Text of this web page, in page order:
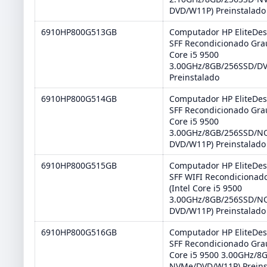
DVD/W11P) Preinstalado
6910HP800G513GB
Computador HP
SFF Recondicionado
Core i5 9500
3.00GHz/8GB/256SSD/
Preinstalado
6910HP800G514GB
Computador HP
SFF Recondicionado
Core i5 9500
3.00GHz/8GB/256SSD/
DVD/W11P) Preinstalado
6910HP800G515GB
Computador HP
SFF WIFI
(Intel Core i5 9500
3.00GHz/8GB/256SSD/
DVD/W11P) Preinstalado
6910HP800G516GB
Computador HP
SFF Recondicionado
Core i5 9500 3.00GHz/